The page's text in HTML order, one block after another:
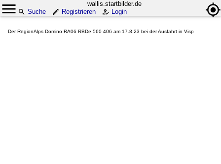
wallis.startbilder.de
Suche
Registrieren Login
Der RegionAlps Domino RA06 RBDe 560 406 am 17.8.23 bei der Ausfahrt in Visp